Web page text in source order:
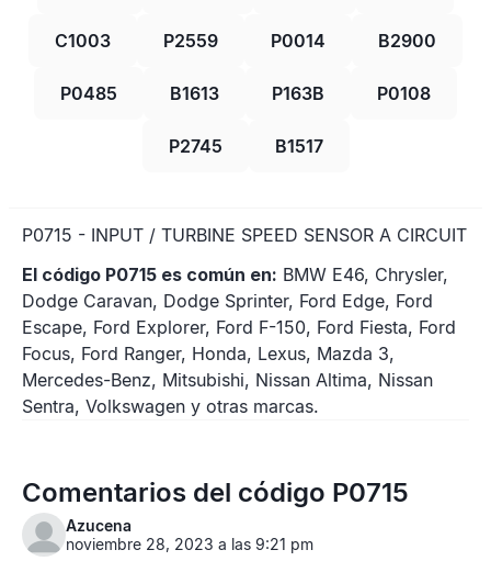
C1003 P2559 P0014 B2900
P0485 B1613 P163B P0108
P2745 B1517
P0715 - INPUT / TURBINE SPEED SENSOR A CIRCUIT
El código P0715 es común en: BMW E46, Chrysler,
Dodge Caravan, Dodge Sprinter, Ford Edge, Ford
Escape, Ford Explorer, Ford F-150, Ford Fiesta, Ford
Focus, Ford Ranger, Honda, Lexus, Mazda 3,
Mercedes-Benz, Mitsubishi, Nissan Altima, Nissan
Sentra, Volkswagen y otras marcas.
Comentarios del código P0715
Azucena
noviembre 28, 2023 a las 9:21 pm